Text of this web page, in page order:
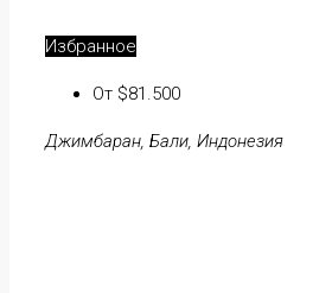
Избранное
От $81.500
Джимбаран, Бали, Индонезия